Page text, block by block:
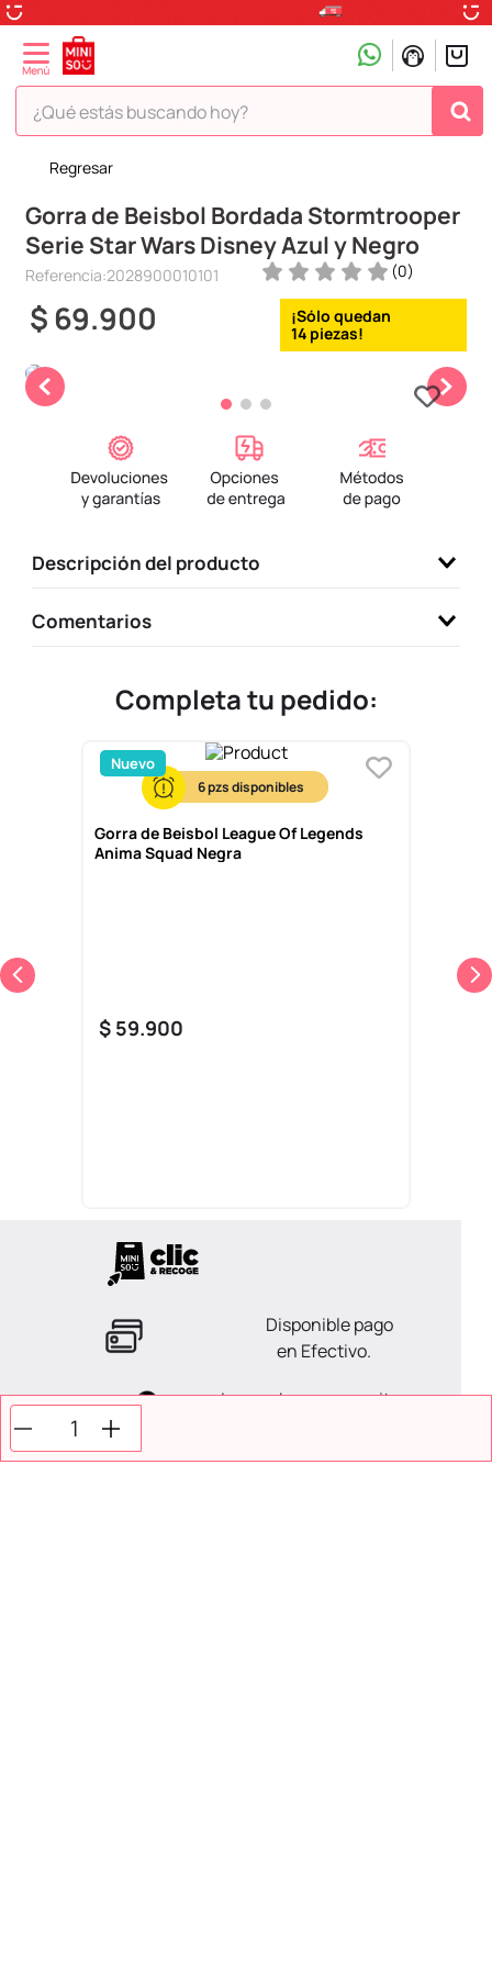
¿Qué estás buscando hoy?
Regresar
Gorra de Beisbol Bordada Stormtrooper
Serie Star Wars Disney Azul y Negro
Referencia:2028900010101 (0)
$ 69.900 14
Descripción del producto
Comentarios
Completa tu pedido:
Nuevo
6
Gorra de Beisbol League Of Legends
Anima Squad Negra
$ 59.900
Disponible pago
en Efectivo.
La ayuda que necesitas
TÉRMINOS MÁS BUSCADOS
1.
peluche
2.
hello kitty
3.
snoopy
4.
ositos cariñositos
5.
6.
disney
toy story
10. one piece